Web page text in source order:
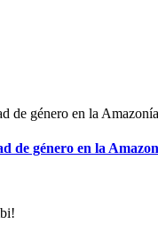
de género en la